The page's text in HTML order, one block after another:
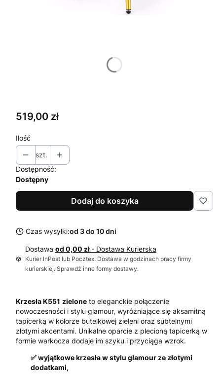
Cena
519,00 zł
Ilość
szt.
Dostępność:
Dostępny
Dodaj do koszyka
Czas wysyłki:od 3 do 10 dni
Dostawa od 0,00 zł - Dostawa Kurierska
Kurier InPost lub Pocztex. Dostawa w godzinach pracy firmy
kurierskiej. Sprawdź inne formy dostawy.
Krzesła K551 zielone to eleganckie połączenie
nowoczesności i stylu glamour, wyróżniające się aksamitną
tapicerką w kolorze butelkowej zieleni oraz subtelnymi
złotymi akcentami. Unikalne oparcie z plecioną tapicerką w
formie warkocza dodaje im szyku i przyciąga wzrok.
✅ wyjątkowe krzesła w stylu glamour ze złotymi
dodatkami,